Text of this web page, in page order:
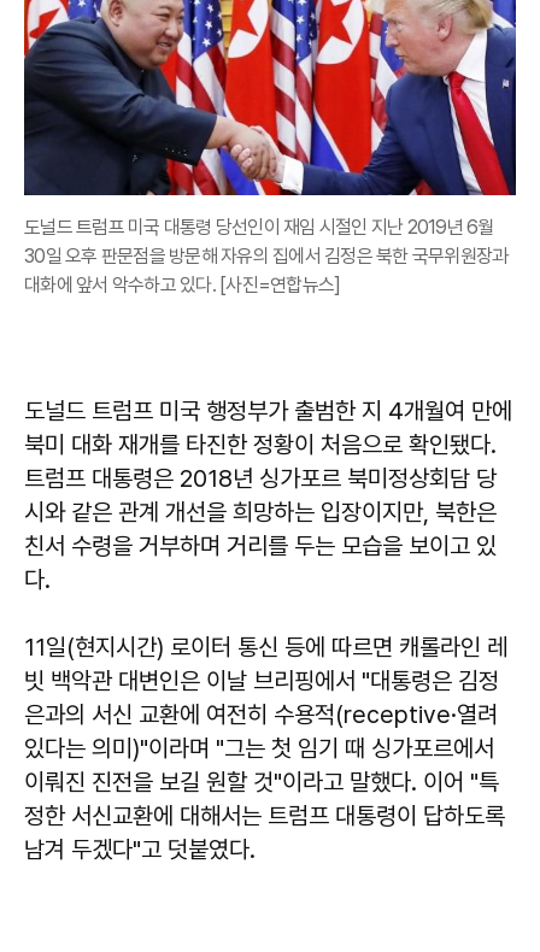
도널드 트럼프 미국 대통령 당선인이 재임 시절인 지난 2019년 6월
30일 오후 판문점을 방문해 자유의 집에서 김정은 북한 국무위원장과
대화에 앞서 악수하고 있다. [사진=연합뉴스]
도널드 트럼프 미국 행정부가 출범한 지 4개월여 만에
북미 대화 재개를 타진한 정황이 처음으로 확인됐다.
트럼프 대통령은 2018년 싱가포르 북미정상회담 당
시와 같은 관계 개선을 희망하는 입장이지만, 북한은
친서 수령을 거부하며 거리를 두는 모습을 보이고 있
다.
11일(현지시간) 로이터 통신 등에 따르면 캐롤라인 레
빗 백악관 대변인은 이날 브리핑에서 "대통령은 김정
은과의 서신 교환에 여전히 수용적(receptive·열려
있다는 의미)"이라며 "그는 첫 임기 때 싱가포르에서
이뤄진 진전을 보길 원할 것"이라고 말했다. 이어 "특
정한 서신교환에 대해서는 트럼프 대통령이 답하도록
남겨 두겠다"고 덧붙였다.